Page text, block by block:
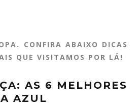
CONFIRA ABAIXO DICAS
QUE VISITAMOS POR LÁ!
AS 6 MELHORES
AZUL